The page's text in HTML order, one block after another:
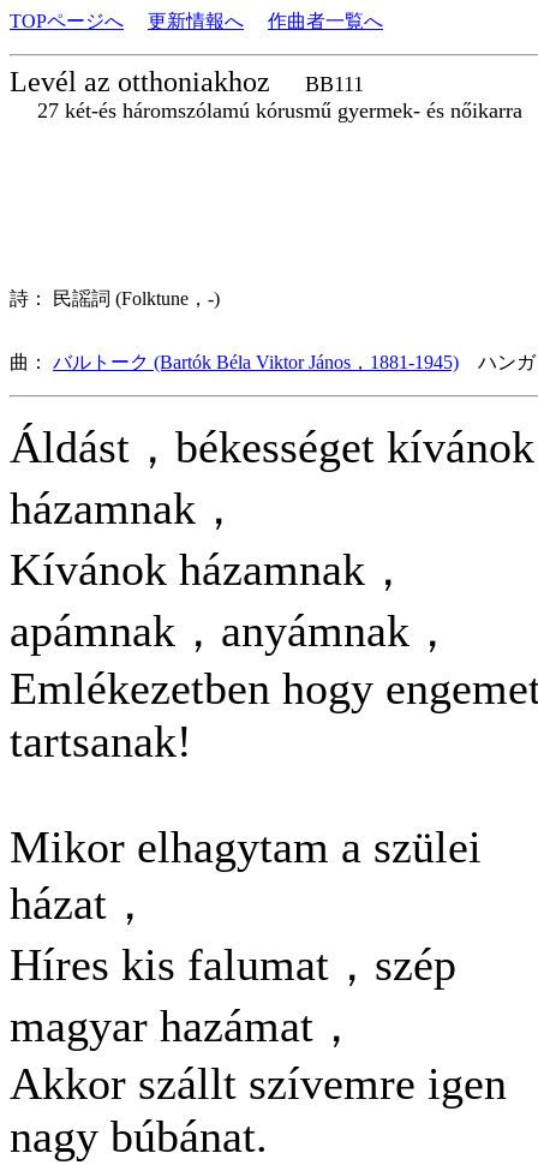
TOPページへ 更新情報へ 作曲者一覧へ
Levél az otthoniakhoz
BB111
27 két-és háromszólamú kórusmű gyermek- és nőikarra
詩： 民謡詞 (Folktune，-)
曲： バルトーク (Bartók Béla Viktor János，1881-1945) ハン
Áldást，békességet kívánok
házamnak，
Kívánok házamnak，
apámnak，anyámnak，
Emlékezetben hogy
tartsanak!
Mikor elhagytam a szülei
házat，
Híres kis falumat，szép
magyar hazámat，
Akkor szállt szívemre igen
nagy búbánat.